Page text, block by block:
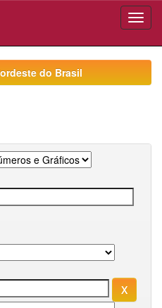
do Brasil